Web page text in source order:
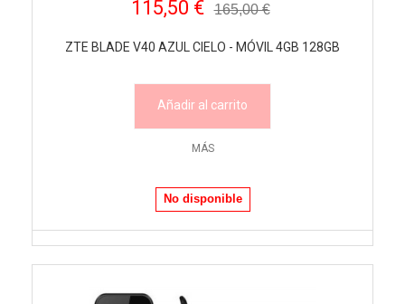
115,50 € 165,00 €
ZTE BLADE V40 AZUL CIELO - MÓVIL 4GB 128GB
Añadir al carrito
MÁS
No disponible